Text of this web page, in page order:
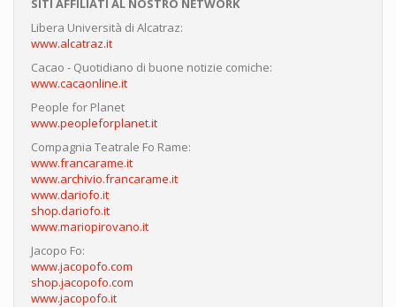
Libera Università di Alcatraz:
www.alcatraz.it
Cacao - Quotidiano di buone notizie comiche:
www.cacaonline.it
People for Planet
www.peopleforplanet.it
Compagnia Teatrale Fo Rame:
www.francarame.it
www.archivio.francarame.it
www.dariofo.it
shop.dariofo.it
www.mariopirovano.it
Jacopo Fo:
www.jacopofo.com
shop.jacopofo.com
www.jacopofo.it